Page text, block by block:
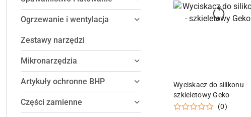
Ogrzewanie i wentylacja
Zestawy narzędzi
Mikronarzędzia
Artykuły ochronne BHP
Części zamienne
Wyciskacz do silikonu -
szkieletowy Geko
(0)
DODAJ DO KOSZYKA